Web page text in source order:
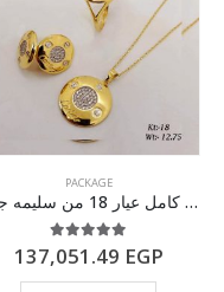
PACKAGE
طقم ذهب كامل عيار 18 من سليمه جولد
5.00out of 5
137,051.49 EGP